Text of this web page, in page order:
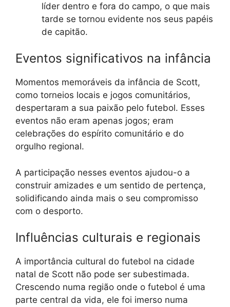
líder dentro e fora do campo, o que mais
tarde se tornou evidente nos seus papéis
de capitão.
Eventos significativos na infância
Momentos memoráveis da infância de Scott,
como torneios locais e jogos comunitários,
despertaram a sua paixão pelo futebol. Esses
eventos não eram apenas jogos; eram
celebrações do espírito comunitário e do
orgulho regional.
A participação nesses eventos ajudou-o a
construir amizades e um sentido de pertença,
solidificando ainda mais o seu compromisso
com o desporto.
Influências culturais e regionais
A importância cultural do futebol na cidade
natal de Scott não pode ser subestimada.
Crescendo numa região onde o futebol é uma
parte central da vida, ele foi imerso numa